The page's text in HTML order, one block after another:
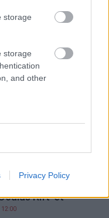
storage
storage
and other
Privacy Policy
felhasználók
VR, Oculus Rift -
Rift - mást
Rift-et
12:00